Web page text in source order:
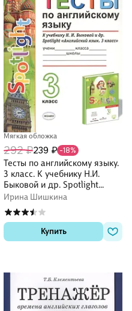
Мягкая обложка
292 ₽239 ₽ -18%
Тесты по английскому языку.
3 класс. К учебнику Н.И.
Быковой и др. Spotlight
"Английский язык. 3 класс"
Ирина Шишкина
Купить